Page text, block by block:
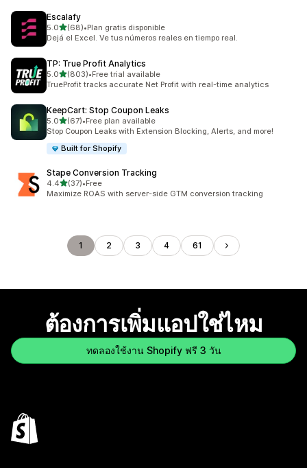
Escalafy
5.0เต็ม 5 ดาว
(68)
ทั้งหมด 68 รีวิว
•Plan gratis disponible
Dejá el Excel. Ve tus números reales en tiempo real.
TP: True Profit Analytics
5.0เต็ม 5 ดาว
(803)
ทั้งหมด 803 รีวิว
•Free trial available
TrueProfit tracks accurate Net Profit with real-time analytics
KeepCart: Stop Coupon Leaks
5.0เต็ม 5 ดาว
(67)
ทั้งหมด 67 รีวิว
•Free plan available
Stop Coupon Leaks with Extension Blocking, Alerts, and more!
Built for Shopify
Stape Conversion Tracking
4.4เต็ม 5 ดาว
(37)
ทั้งหมด 37 รีวิว
•Free
Maximize ROAS with server-side GTM conversion tracking
1 2 3 4 61
ต้องการเพิ่มแอปใช่ไหม
ทดลองใช้งาน Shopify ฟรี 3 วัน